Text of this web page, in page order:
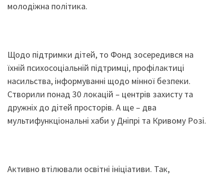
молодіжна політика.
Щодо підтримки дітей, то Фонд зосередився на
їхній психосоціальній підтримці, профілактиці
насильства, інформуванні щодо мінної безпеки.
Створили понад 30 локацій – центрів захисту та
дружніх до дітей просторів. А ще – два
мультифункціональні хаби у Дніпрі та Кривому Розі.
Активно втілювали освітні ініціативи. Так,